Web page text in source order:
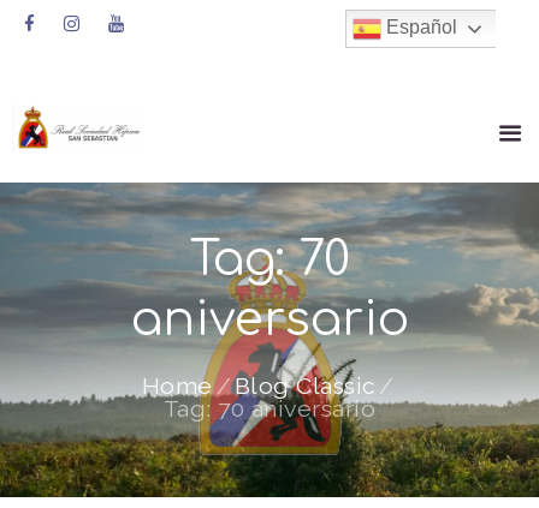
Tag: 70
aniversario
Home
Blog Classic
Tag: 70 aniversario
Español